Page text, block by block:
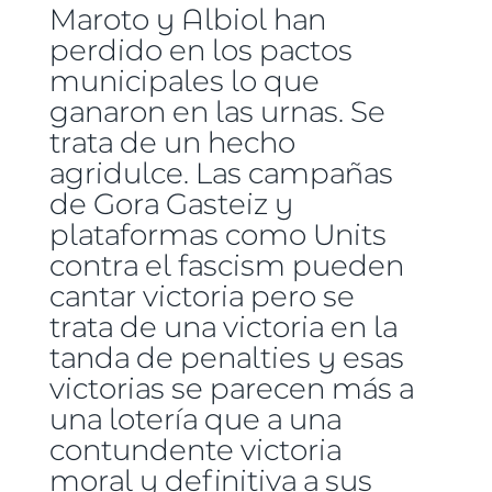
Maroto y Albiol han
perdido en los pactos
municipales lo que
ganaron en las urnas. Se
trata de un hecho
agridulce. Las campañas
de Gora Gasteiz y
plataformas como Units
contra el fascism pueden
cantar victoria pero se
trata de una victoria en la
tanda de penalties y esas
victorias se parecen más a
una lotería que a una
contundente victoria
moral y definitiva a sus